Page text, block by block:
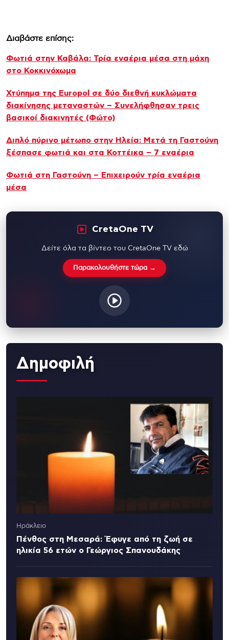
Διαβάστε επίσης:
Φωτιά στην Καβάλα: Τρία εναέρια μέσα στη μάχη
στο Κοκκινόχωμα
Χτύπημα της Europol σε δύο διεθνή κυκλώματα
διακίνησης μεταναστών – Συνελήφθησαν τρεις
βασικοί διακινητές (Φώτο)
Διπλό πύρινο μέτωπο στην Ηλεία: Μετά τη Γαστούνη
ξέσπασε φωτιά και στα Κοττέικα – 7 εναέρια
Φωτιά στη Γαστούνη – Επιχειρούν τρία εναέρια
μέσα
CretaOne TV
Δείτε όλα τα βίντεο του CretaOne TV εδώ
Παρακολουθήστε τώρα →
Δημοφιλή
Ηράκλειο
Πένθος στη Μεσαρά: Έφυγε από τη ζωή σε
ηλικία 56 ετών ο Γεώργιος Σπανουδάκης